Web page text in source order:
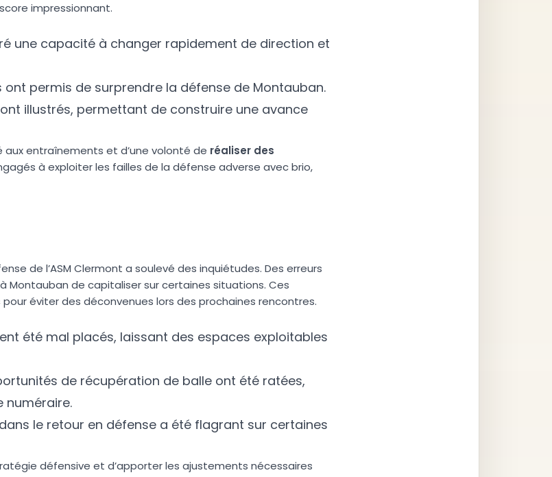
impressionnant.
une capacité à changer rapidement de direction et
permis de surprendre la défense de Montauban.
illustrés, permettant de construire une avance
entraînements et d’une volonté de réaliser des
à exploiter les failles de la défense adverse avec brio,
de l’ASM Clermont a soulevé des inquiétudes. Des erreurs
Montauban de capitaliser sur certaines situations. Ces
éviter des déconvenues lors des prochaines rencontres.
été mal placés, laissant des espaces exploitables
de récupération de balle ont été ratées,
numéraire.
le retour en défense a été flagrant sur certaines
défensive et d’apporter les ajustements nécessaires